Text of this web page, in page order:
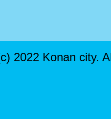
2022 Konan city.